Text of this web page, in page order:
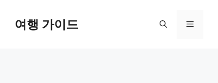
여행 가이드 메